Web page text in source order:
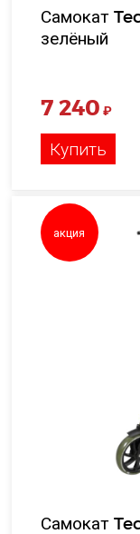
Самокат
зелёный
7 240 ₽
Купить
акция
Самокат